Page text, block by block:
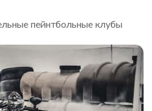
пейнтбольные клубы